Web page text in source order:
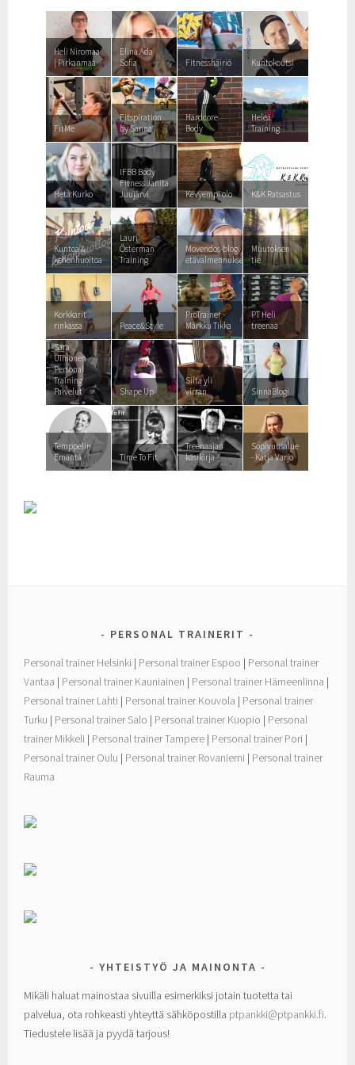
Heli Niromaa
| Pirkanmaa
Elina Ada
Sofia
Fitnesshäiriö Kuntokoutsi
FitMe
Fitspiration
by Sanna
Hardcore
Body
Heleä
Training
Heta Kurko
IFBB Body
Fitness Janita
Juujärvi
Kevyempi olo K&K Ratsastus
Kuntoa &
kehonhuoltoa
Lauri
Österman
Training
Movendos-blogi
etävalmennuksesta
Muutoksen
tie
Korkkarit
rinkassa
Peace&Style
ProTrainer -
Márkku Tikka
PT Heli
treenaa
Sara
Uimonen
Personal
Training
Palvelut
Shape Up
Silta yli
virran
SinnaBlogi
Temppelin
Emäntä
Time To Fit
Treenaajan
käsikirja
Sopivuusalue
- Katja Varjo
PERSONAL TRAINERIT
Personal trainer Helsinki | Personal trainer Espoo | Personal trainer
Vantaa | Personal trainer Kauniainen | Personal trainer Hämeenlinna |
Personal trainer Lahti | Personal trainer Kouvola | Personal trainer
Turku | Personal trainer Salo | Personal trainer Kuopio | Personal
trainer Mikkeli | Personal trainer Tampere | Personal trainer Pori |
Personal trainer Oulu | Personal trainer Rovaniemi | Personal trainer
Rauma
YHTEISTYÖ JA MAINONTA
Mikäli haluat mainostaa sivuilla esimerkiksi jotain tuotetta tai
palvelua, ota rohkeasti yhteyttä sähköpostilla ptpankki@ptpankki.fi.
Tiedustele lisää ja pyydä tarjous!